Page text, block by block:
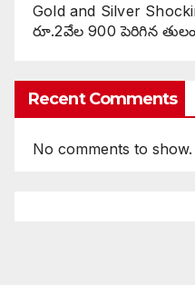
Gold and Silver
రూ.2వేల 900 పెరిగిన
Recent Comments
No comments to show.